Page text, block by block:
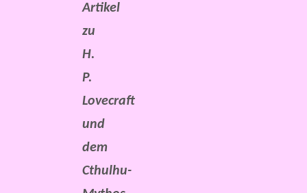
Artikel
zu
H.
P.
Lovecraft
und
dem
Cthulhu-